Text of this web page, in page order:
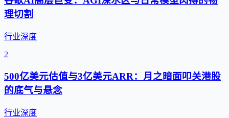
理切割
行业深度
2
500亿美元估值与3亿美元ARR：月之暗面叩关港股
的底气与悬念
行业深度